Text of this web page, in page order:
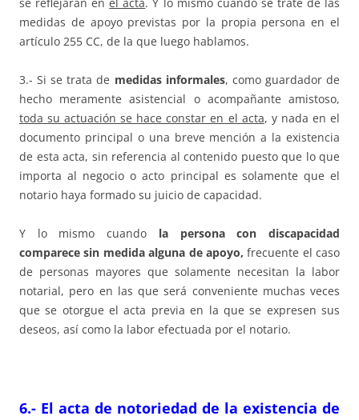
se reflejarán enel acta. Y lo mismo cuando se trate de las
medidas de apoyo previstas por la propia persona en el
artículo 255 CC, de la que luego hablamos.
3.- Si se trata de medidas informales, como guardador de
hecho meramente asistencial o acompañante amistoso,
toda su actuación se hace constar en el acta, y nada en el
documento principal o una breve mención a la existencia
de esta acta, sin referencia al contenido puesto que lo que
importa al negocio o acto principal es solamente que el
notario haya formado su juicio de capacidad.
Y lo mismo cuando la persona con discapacidad
comparece sin medida alguna de apoyo, frecuente el caso
de personas mayores que solamente necesitan la labor
notarial, pero en las que será conveniente muchas veces
que se otorgue el acta previa en la que se expresen sus
deseos, así como la labor efectuada por el notario.
6.- El acta de notoriedad de la existencia de